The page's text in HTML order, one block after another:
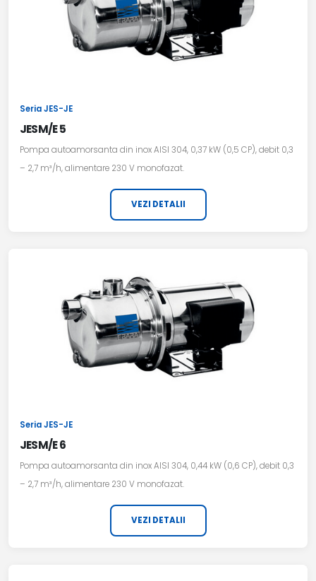
Seria JES-JE
JESM/E 5
Pompa autoamorsanta din inox AISI 304, 0,37 kW (0,5 CP), debit 0,3
– 2,7 m³/h, alimentare 230 V monofazat.
VEZI DETALII
Seria JES-JE
JESM/E 6
Pompa autoamorsanta din inox AISI 304, 0,44 kW (0,6 CP), debit 0,3
– 2,7 m³/h, alimentare 230 V monofazat.
VEZI DETALII